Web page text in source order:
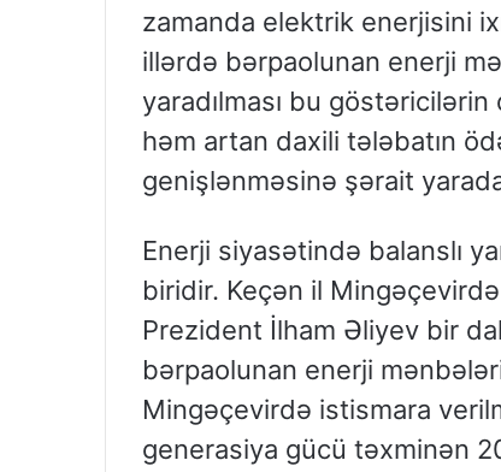
zamanda elektrik enerjisini
illərdə bərpaolunan enerji
yaradılması bu
həm artan daxili tələbatın
genişlənməsinə şərait
Enerji siyasətində balanslı
biridir. Keçən il Mingəçevirdə
Prezident İlham Əliyev bir
bərpaolunan enerji
Mingəçevirdə istismara
generasiya gücü təxminən